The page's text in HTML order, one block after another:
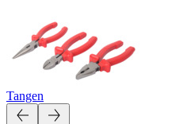
Tangen